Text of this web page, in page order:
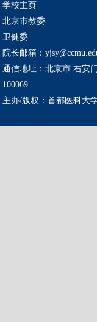
学校主页
北京市教委
卫健委
院长邮箱：
通信地址：北京市 右安
100069
主办/版权：首都医科大